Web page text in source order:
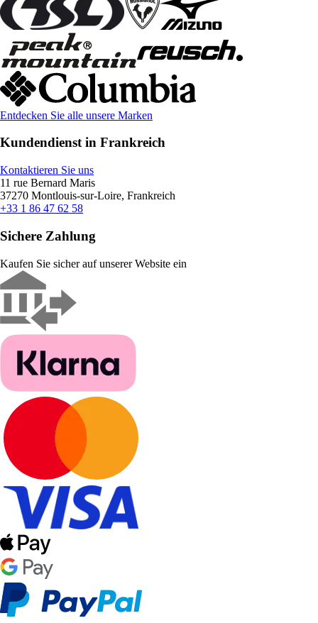
Entdecken Sie alle unsere Marken
Kundendienst in Frankreich
Kontaktieren Sie uns
11 rue Bernard Maris
37270 Montlouis-sur-Loire, Frankreich
+33 1 86 47 62 58
Sichere Zahlung
Kaufen Sie sicher auf unserer Website ein